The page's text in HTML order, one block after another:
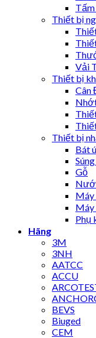
Tấm
Thiết bị
Vải
Thiết bị
Cân
Thiết bị
Bát
Gỗ
Máy
Phụ
Hãng
3M
3NH
AATCC
ACCU
BEVS
Biuged
CEM